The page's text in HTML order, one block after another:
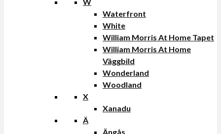
Waterfront
White
William Morris At Home Tapet
William Morris At Home
Väggbild
Wonderland
Woodland
X
Xanadu
Ä
Ängås